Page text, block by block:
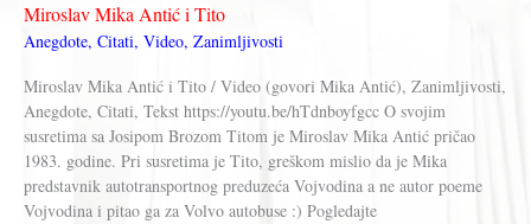
JEDNOG
SPOMENIKA
Miroslav Mika Antić i Tito
Anegdote, Citati, Video, Zanimljivosti
Miroslav Mika Antić i Tito / Video (govori Mika Antić), Zanimljivosti,
Anegdote, Citati, Tekst https://youtu.be/hTdnboyfgcc O svojim
susretima sa Josipom Brozom Titom je Miroslav Mika Antić pričao
1983. godine. Pri susretima je Tito, greškom mislio da je Mika
predstavnik autotransportnog preduzeća Vojvodina a ne autor poeme
Vojvodina i pitao ga za Volvo autobuse :) Pogledajte